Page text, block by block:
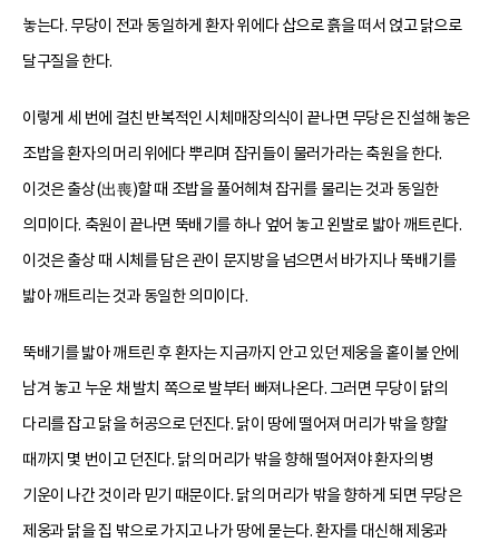
놓는다. 무당이 전과 동일하게 환자 위에다 삽으로 흙을 떠서 얹고 닭으로
달구질을 한다.
이렇게 세 번에 걸친 반복적인 시체매장의식이 끝나면 무당은 진설해 놓은
조밥을 환자의 머리 위에다 뿌리며 잡귀들이 물러가라는 축원을 한다.
이것은 출상(出喪)할 때 조밥을 풀어헤쳐 잡귀를 물리는 것과 동일한
의미이다. 축원이 끝나면 뚝배기를 하나 엎어 놓고 왼발로 밟아 깨트린다.
이것은 출상 때 시체를 담은 관이 문지방을 넘으면서 바가지나 뚝배기를
밟아 깨트리는 것과 동일한 의미이다.
뚝배기를 밟아 깨트린 후 환자는 지금까지 안고 있던 제웅을 홑이불 안에
남겨 놓고 누운 채 발치 쪽으로 발부터 빠져나온다. 그러면 무당이 닭의
다리를 잡고 닭을 허공으로 던진다. 닭이 땅에 떨어져 머리가 밖을 향할
때까지 몇 번이고 던진다. 닭의 머리가 밖을 향해 떨어져야 환자의 병
기운이 나간 것이라 믿기 때문이다. 닭의 머리가 밖을 향하게 되면 무당은
제웅과 닭을 집 밖으로 가지고 나가 땅에 묻는다. 환자를 대신해 제웅과